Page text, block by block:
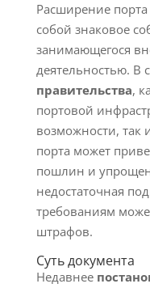
Расширение порта
собой знаковое
занимающегося
деятельностью. В
правительства,
портовой
возможности, так
порта может
пошлин и
недостаточная
требованиям
штрафов.
Суть документа
Недавнее